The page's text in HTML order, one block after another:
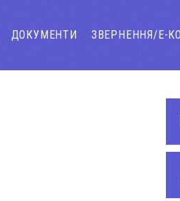
ДОКУМЕНТИ ЗВЕРНЕННЯ/Е-